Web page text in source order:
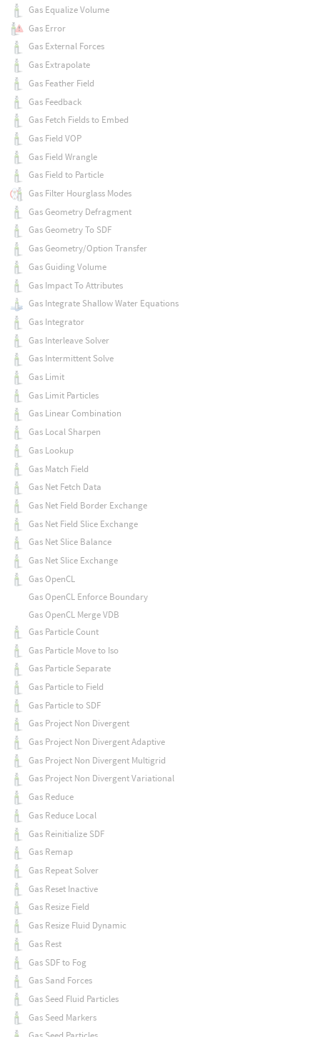
Gas Equalize Volume
Gas Error
Gas External Forces
Gas Extrapolate
Gas Feather Field
Gas Feedback
Gas Fetch Fields to Embed
Gas Field VOP
Gas Field Wrangle
Gas Field to Particle
Gas Filter Hourglass Modes
Gas Geometry Defragment
Gas Geometry To SDF
Gas Geometry/Option Transfer
Gas Guiding Volume
Gas Impact To Attributes
Gas Integrate Shallow Water Equations
Gas Integrator
Gas Interleave Solver
Gas Intermittent Solve
Gas Limit
Gas Limit Particles
Gas Linear Combination
Gas Local Sharpen
Gas Lookup
Gas Match Field
Gas Net Fetch Data
Gas Net Field Border Exchange
Gas Net Field Slice Exchange
Gas Net Slice Balance
Gas Net Slice Exchange
Gas OpenCL
Gas OpenCL Enforce Boundary
Gas OpenCL Merge VDB
Gas Particle Count
Gas Particle Move to Iso
Gas Particle Separate
Gas Particle to Field
Gas Particle to SDF
Gas Project Non Divergent
Gas Project Non Divergent Adaptive
Gas Project Non Divergent Multigrid
Gas Project Non Divergent Variational
Gas Reduce
Gas Reduce Local
Gas Reinitialize SDF
Gas Remap
Gas Repeat Solver
Gas Reset Inactive
Gas Resize Field
Gas Resize Fluid Dynamic
Gas Rest
Gas SDF to Fog
Gas Sand Forces
Gas Seed Fluid Particles
Gas Seed Markers